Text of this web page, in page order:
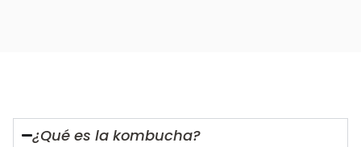
¿Qué es la kombucha?